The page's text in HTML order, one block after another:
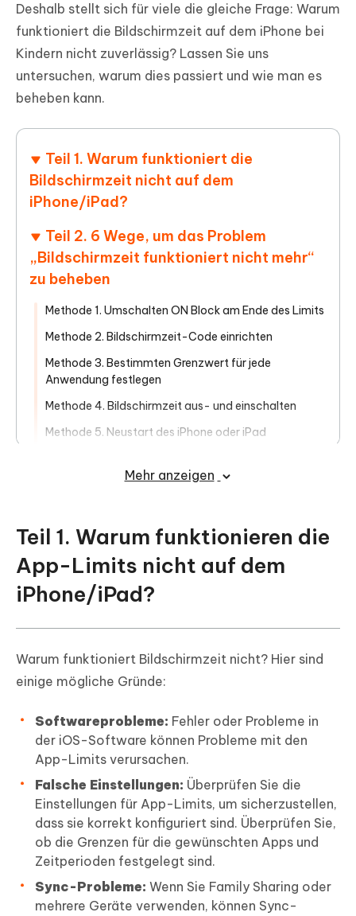
Deshalb stellt sich für viele die gleiche Frage: Warum
funktioniert die Bildschirmzeit auf dem iPhone bei
Kindern nicht zuverlässig? Lassen Sie uns
untersuchen, warum dies passiert und wie man es
beheben kann.
Teil 1. Warum funktioniert die
Bildschirmzeit nicht auf dem
iPhone/iPad?
Teil 2. 6 Wege, um das Problem
„Bildschirmzeit funktioniert nicht mehr“
zu beheben
Methode 1. Umschalten ON Block am Ende des Limits
Methode 2. Bildschirmzeit-Code einrichten
Methode 3. Bestimmten Grenzwert für jede
Anwendung festlegen
Methode 4. Bildschirmzeit aus- und einschalten
Methode 5. Neustart des iPhone oder iPad
Methode 8. Alle Einstellungen zurücksetzen
Teil 3. Bildschirmzeit-Code entfernen,
um App-Limits zu beheben
Mehr anzeigen
Teil 1. Warum funktionieren die
App-Limits nicht auf dem
iPhone/iPad?
Warum funktioniert Bildschirmzeit nicht? Hier sind
einige mögliche Gründe:
Softwareprobleme: Fehler oder Probleme in
der iOS-Software können Probleme mit den
App-Limits verursachen.
Falsche Einstellungen: Überprüfen Sie die
Einstellungen für App-Limits, um sicherzustellen,
dass sie korrekt konfiguriert sind. Überprüfen Sie,
ob die Grenzen für die gewünschten Apps und
Zeitperioden festgelegt sind.
Sync-Probleme: Wenn Sie Family Sharing oder
mehrere Geräte verwenden, können Sync-